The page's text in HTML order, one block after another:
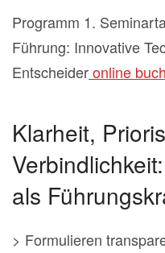
Programm 1.
Führung: Innovative
Entscheideronline
Klarheit,
als
> Formulieren